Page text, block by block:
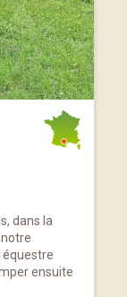
dans la
équestre
ensuite